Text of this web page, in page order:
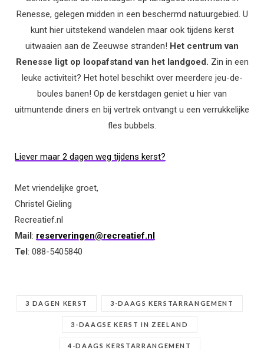
Renesse, gelegen midden in een beschermd natuurgebied. U
kunt hier uitstekend wandelen maar ook tijdens kerst
uitwaaien aan de Zeeuwse stranden! Het centrum van
Renesse ligt op loopafstand van het landgoed. Zin in een
leuke activiteit? Het hotel beschikt over meerdere jeu-de-
boules banen! Op de kerstdagen geniet u hier van
uitmuntende diners en bij vertrek ontvangt u een verrukkelijke
fles bubbels.
Liever maar 2 dagen weg tijdens kerst?
Met vriendelijke groet,
Christel Gieling
Recreatief.nl
Mail: reserveringen@recreatief.nl
Tel: 088-5405840
3 DAGEN KERST 3-DAAGS KERSTARRANGEMENT
3-DAAGSE KERST IN ZEELAND
4-DAAGS KERSTARRANGEMENT